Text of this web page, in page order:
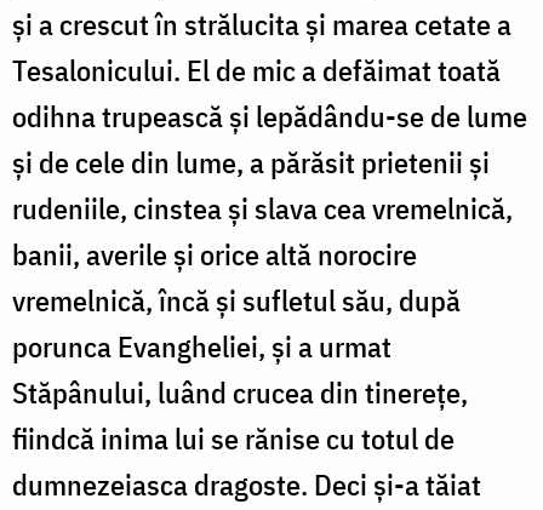
și a crescut în strălucita și marea cetate a
Tesalonicului. El de mic a defăimat toată
odihna trupească și lepădându-se de lume
și de cele din lume, a părăsit prietenii și
rudeniile, cinstea și slava cea vremelnică,
banii, averile și orice altă norocire
vremelnică, încă și sufletul său, după
porunca Evangheliei, și a urmat
Stăpânului, luând crucea din tinerețe,
fiindcă inima lui se rănise cu totul de
dumnezeiasca dragoste. Deci și-a tăiat